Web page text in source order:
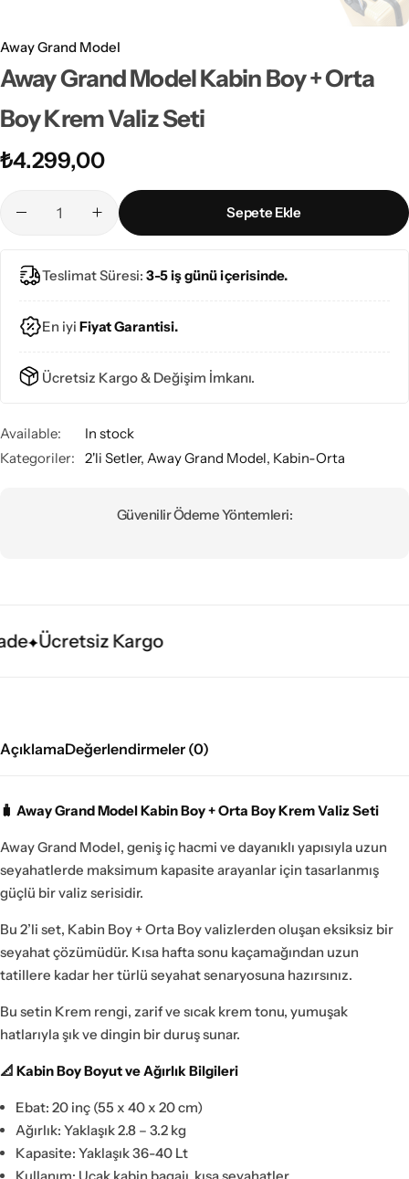
Away Grand Model
Away Grand Model Kabin Boy + Orta
Boy Krem Valiz Seti
₺4.299,00
Sepete Ekle
Teslimat Süresi: 3-5 iş günü içerisinde.
En iyi Fiyat Garantisi.
Ücretsiz Kargo & Değişim İmkanı.
Available:
In stock
Kategoriler:
2'li Setler, Away Grand Model, Kabin-Orta
Güvenilir Ödeme Yöntemleri:
Ücretsiz Kargo
AçıklamaDeğerlendirmeler (0)
🧳 Away Grand Model Kabin Boy + Orta Boy Krem Valiz Seti
Away Grand Model, geniş iç hacmi ve dayanıklı yapısıyla uzun
seyahatlerde maksimum kapasite arayanlar için tasarlanmış
güçlü bir valiz serisidir.
Bu 2’li set, Kabin Boy + Orta Boy valizlerden oluşan eksiksiz bir
seyahat çözümüdür. Kısa hafta sonu kaçamağından uzun
tatillere kadar her türlü seyahat senaryosuna hazırsınız.
Bu setin Krem rengi, zarif ve sıcak krem tonu, yumuşak
hatlarıyla şık ve dingin bir duruş sunar.
📐 Kabin Boy Boyut ve Ağırlık Bilgileri
Ebat: 20 inç (55 x 40 x 20 cm)
Ağırlık: Yaklaşık 2.8 – 3.2 kg
Kapasite: Yaklaşık 36-40 Lt